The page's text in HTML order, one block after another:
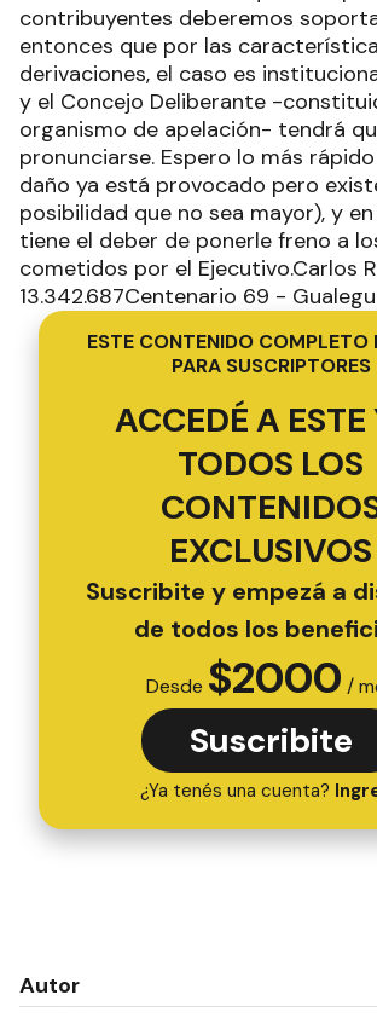
contribuyentes deberemos
entonces que por las
derivaciones, el caso es
y el Concejo Deliberante -
organismo de apelación- tendrá
pronunciarse. Espero lo más
daño ya está provocado pero
posibilidad que no sea mayor), y
tiene el deber de ponerle freno a
cometidos por el Ejecutivo.Carlos
13.342.687Centenario 69 -
ESTE CONTENIDO COMPLETO
PARA SUSCRIPTORES
ACCEDÉ A ESTE
TODOS LOS
EXCLUSIVOS
Suscribite y empezá a
de todos los
Desde $2000 /
Suscribite
¿Ya tenés una cuenta?
Autor